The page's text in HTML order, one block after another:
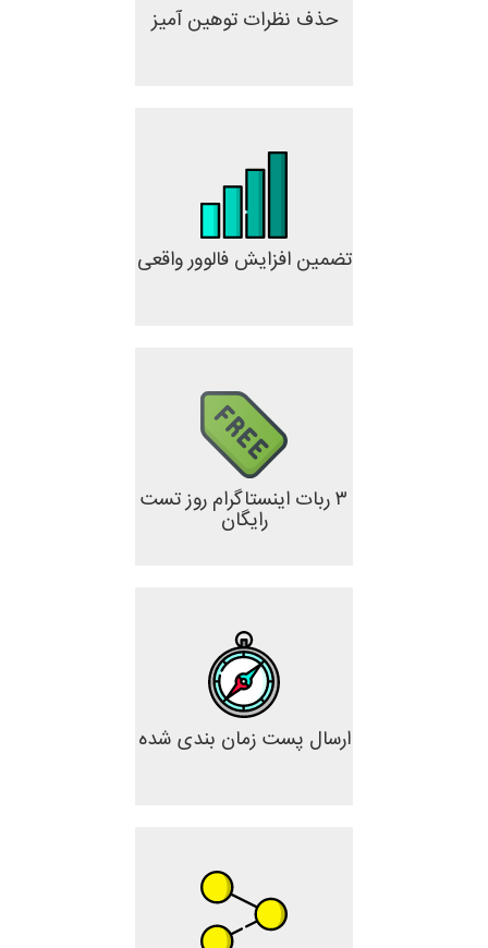
حذف نظرات توهین آمیز
تضمین افزایش فالوور واقعی
۳ ربات اینستاگرام روز تست
رایگان
ارسال پست زمان بندی شده